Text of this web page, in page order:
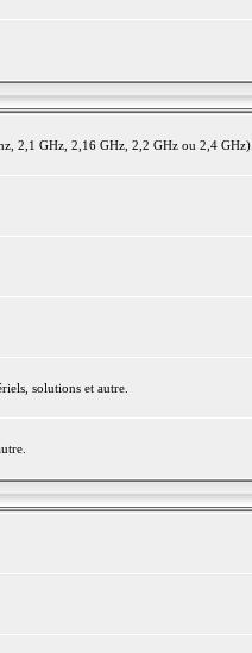
2,1 GHz, 2,16 GHz, 2,2 GHz ou 2,4 GHz).
solutions et autre.